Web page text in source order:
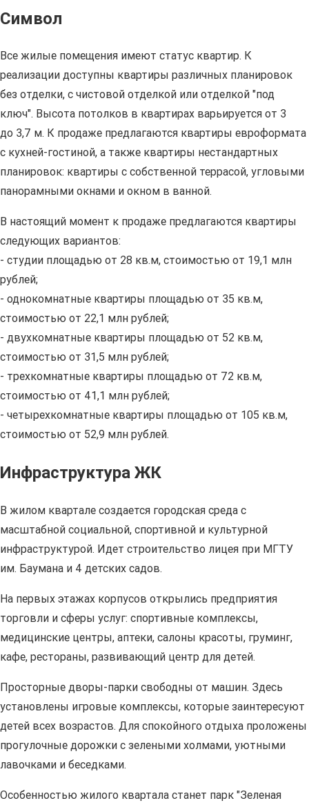
Символ
Все жилые помещения имеют статус квартир. К
реализации доступны квартиры различных планировок
без отделки, с чистовой отделкой или отделкой "под
ключ". Высота потолков в квартирах варьируется от 3
до 3,7 м. К продаже предлагаются квартиры евроформата
с кухней-гостиной, а также квартиры нестандартных
планировок: квартиры с собственной террасой, угловыми
панорамными окнами и окном в ванной.
В настоящий момент к продаже предлагаются квартиры
следующих вариантов:
- студии площадью от 28 кв.м, стоимостью от 19,1 млн
рублей;
- однокомнатные квартиры площадью от 35 кв.м,
стоимостью от 22,1 млн рублей;
- двухкомнатные квартиры площадью от 52 кв.м,
стоимостью от 31,5 млн рублей;
- трехкомнатные квартиры площадью от 72 кв.м,
стоимостью от 41,1 млн рублей;
- четырехкомнатные квартиры площадью от 105 кв.м,
стоимостью от 52,9 млн рублей.
Инфраструктура ЖК
В жилом квартале создается городская среда с
масштабной социальной, спортивной и культурной
инфраструктурой. Идет строительство лицея при МГТУ
им. Баумана и 4 детских садов.
На первых этажах корпусов открылись предприятия
торговли и сферы услуг: спортивные комплексы,
медицинские центры, аптеки, салоны красоты, груминг,
кафе, рестораны, развивающий центр для детей.
Просторные дворы-парки свободны от машин. Здесь
установлены игровые комплексы, которые заинтересуют
детей всех возрастов. Для спокойного отдыха проложены
прогулочные дорожки с зелеными холмами, уютными
лавочками и беседками.
Особенностью жилого квартала станет парк "Зеленая